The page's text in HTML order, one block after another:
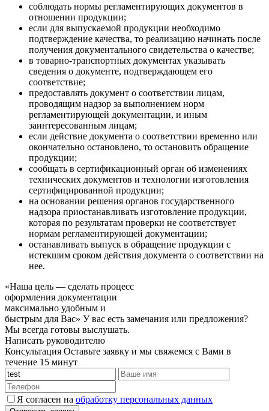
соблюдать нормы регламентирующих документов в
отношении продукции;
если для выпускаемой продукции необходимо
подтверждение качества, то реализацию начинать после
получения документального свидетельства о качестве;
в товарно-транспортных документах указывать
сведения о документе, подтверждающем его
соответствие;
предоставлять документ о соответствии лицам,
проводящим надзор за выполнением норм
регламентирующей документации, и иным
заинтересованным лицам;
если действие документа о соответствии временно или
окончательно остановлено, то остановить обращение
продукции;
сообщать в сертификационный орган об изменениях
технических документов и технологии изготовления
сертифицированной продукции;
на основании решения органов государственного
надзора приостанавливать изготовление продукции,
которая по результатам проверки не соответствует
нормам регламентирующей документации;
останавливать выпуск в обращение продукции с
истекшим сроком действия документа о соответствии на
нее.
«Наша цель — сделать процесс
оформления документации
максимально удобным и
быстрым для Вас» У вас есть замечания или предложения?
Мы всегда готовы выслушать.
Написать руководителю
Консультация Оставьте заявку и мы свяжемся с Вами в
течение 15 минут
Я согласен на обработку персональных данных